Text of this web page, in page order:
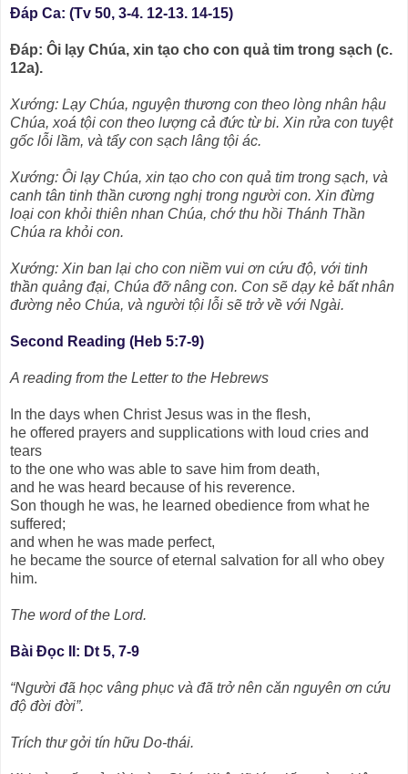
Ðáp Ca: (Tv 50, 3-4. 12-13. 14-15)
Ðáp: Ôi lạy Chúa, xin tạo cho con quả tim trong sạch (c.
12a).
Xướng: Lạy Chúa, nguyện thương con theo lòng nhân hậu
Chúa, xoá tội con theo lượng cả đức từ bi. Xin rửa con tuyệt
gốc lỗi lầm, và tẩy con sạch lâng tội ác.
Xướng: Ôi lạy Chúa, xin tạo cho con quả tim trong sạch, và
canh tân tinh thần cương nghị trong người con. Xin đừng
loại con khỏi thiên nhan Chúa, chớ thu hồi Thánh Thần
Chúa ra khỏi con.
Xướng: Xin ban lại cho con niềm vui ơn cứu độ, với tinh
thần quảng đại, Chúa đỡ nâng con. Con sẽ dạy kẻ bất nhân
đường nẻo Chúa, và người tội lỗi sẽ trở về với Ngài.
Second Reading (Heb 5:7-9)
A reading from the Letter to the Hebrews
In the days when Christ Jesus was in the flesh,
he offered prayers and supplications with loud cries and
tears
to the one who was able to save him from death,
and he was heard because of his reverence.
Son though he was, he learned obedience from what he
suffered;
and when he was made perfect,
he became the source of eternal salvation for all who obey
him.
The word of the Lord.
Bài Ðọc II: Dt 5, 7-9
“Người đã học vâng phục và đã trở nên căn nguyên ơn cứu
độ đời đời”.
Trích thư gởi tín hữu Do-thái.